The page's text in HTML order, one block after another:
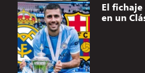
El
en un